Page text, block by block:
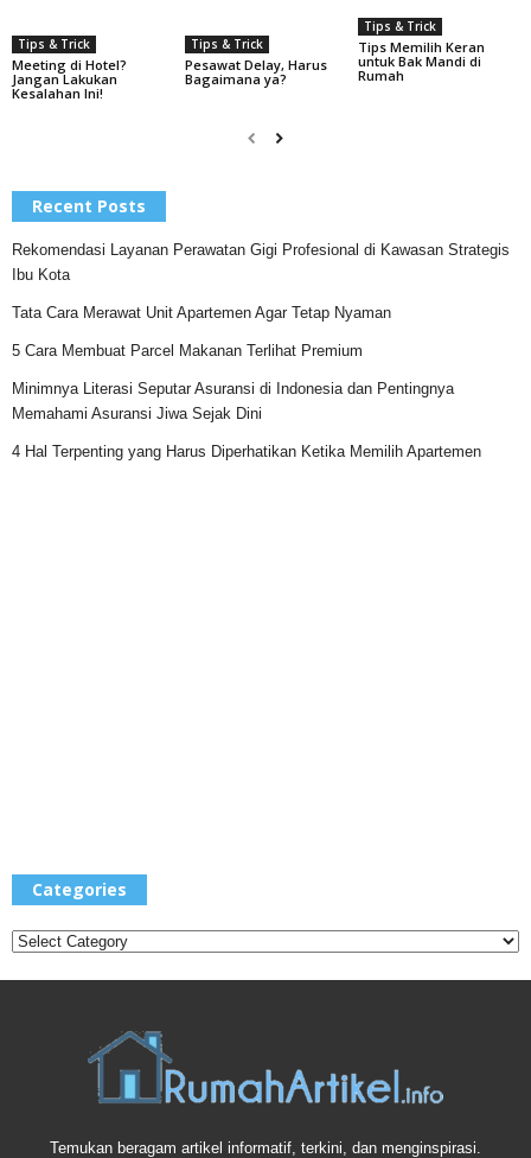
Tips & Trick
Meeting di Hotel?
Jangan Lakukan
Kesalahan Ini!
Tips & Trick
Pesawat Delay, Harus
Bagaimana ya?
Tips & Trick
Tips Memilih Keran
untuk Bak Mandi di
Rumah
Recent Posts
Rekomendasi Layanan Perawatan Gigi Profesional di Kawasan Strategis
Ibu Kota
Tata Cara Merawat Unit Apartemen Agar Tetap Nyaman
5 Cara Membuat Parcel Makanan Terlihat Premium
Minimnya Literasi Seputar Asuransi di Indonesia dan Pentingnya
Memahami Asuransi Jiwa Sejak Dini
4 Hal Terpenting yang Harus Diperhatikan Ketika Memilih Apartemen
Categories
Temukan beragam artikel informatif, terkini, dan menginspirasi.